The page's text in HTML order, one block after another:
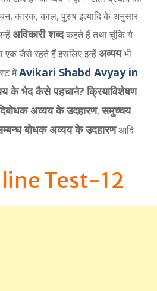
कारक, काल, पुरुष इत्यादि के अनुसार
अविकारी शब्दकहते हैं तथा चूंकि ये
एक जैसे रहते हैं इसलिए इन्हेंअव्ययभी
मेंAvikari Shabd Avyay in
के भेद कैसे पहचाने? क्रियाविशेषण
अव्यय के उदहारण,समुच्चय
बोधक अव्यय के उदहारणआदि
Test-12